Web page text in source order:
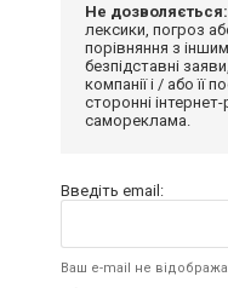
Не дозволяється:
лексики, погроз
порівняння з
безпідставні
компанії і / або її
сторонні
самореклама.
Введіть email:
Ваш e-mail не